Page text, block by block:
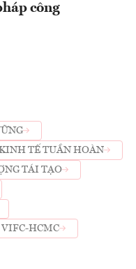
công
TẾ TUẦN HOÀN
TÁI TẠO
VIFC-HCMC